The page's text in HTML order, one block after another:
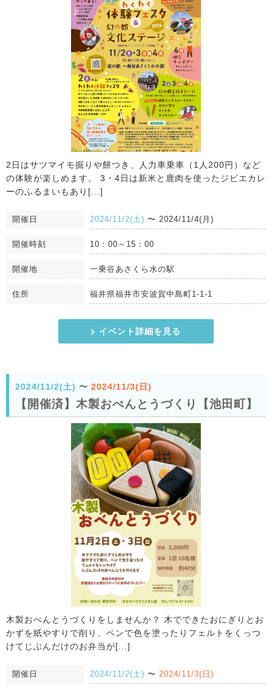
2日はサツマイモ掘りや餅つき、人力車乗車（1人200円）など
の体験が楽しめます。 3・4日は新米と鹿肉を使ったジビエカレ
ーのふるまいもあり[...]
開催日 2024/11/2(土) 〜 2024/11/4(月)
開催時刻 10：00～15：00
開催地 一乗谷あさくら水の駅
住所 福井県福井市安波賀中島町1-1-1
イベント詳細を見る
2024/11/2(土) 〜 2024/11/3(日)
【開催済】木製おべんとうづくり【池田町】
木製おべんとうづくりをしませんか？ 木でできたおにぎりとお
かずを紙やすりで削り、ペンで色を塗ったりフェルトをくっつ
けてじぶんだけのお弁当が[...]
開催日 2024/11/2(土) 〜 2024/11/3(日)